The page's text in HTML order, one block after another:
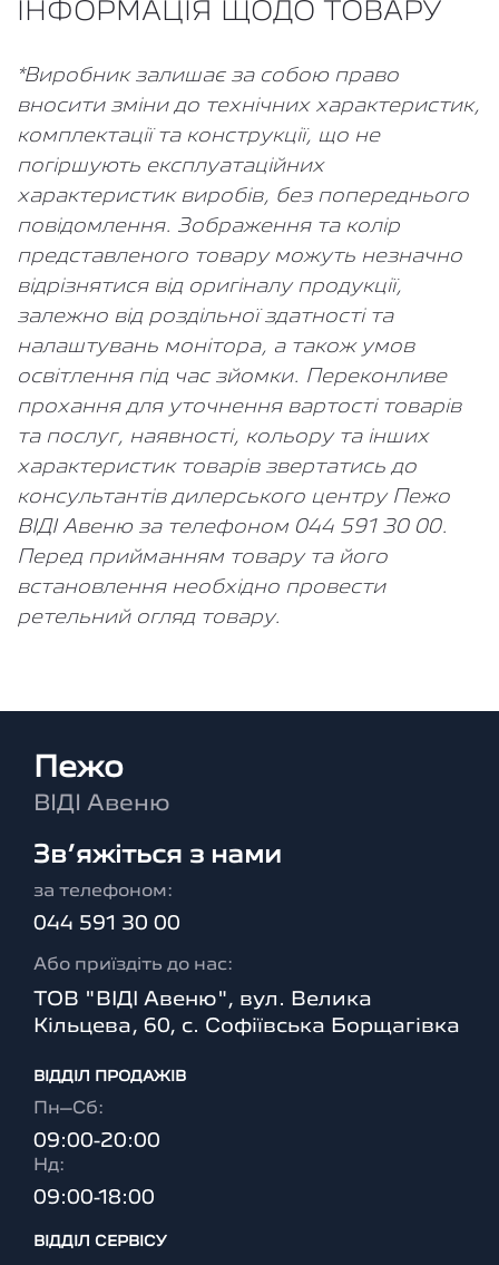
ІНФОРМАЦІЯ ЩОДО ТОВАРУ
*Виробник залишає за собою право
вносити зміни до технічних характеристик,
комплектації та конструкції, що не
погіршують експлуатаційних
характеристик виробів, без попереднього
повідомлення. Зображення та колір
представленого товару можуть незначно
відрізнятися від оригіналу продукції,
залежно від роздільної здатності та
налаштувань монітора, а також умов
освітлення під час зйомки. Переконливе
прохання для уточнення вартості товарів
та послуг, наявності, кольору та інших
характеристик товарів звертатись до
консультантів дилерського центру Пежо
ВІДІ Авеню за телефоном 044 591 30 00.
Перед прийманням товару та його
встановлення необхідно провести
ретельний огляд товару.
Пежо
ВІДІ Авеню
Зв’яжіться з нами
за телефоном:
044 591 30 00
Або приїздіть до нас:
ТОВ "ВІДІ Авеню", вул. Велика
Кільцева, 60, с. Софіївська Борщагівка
ВІДДІЛ ПРОДАЖІВ
Пн–Сб:
09:00-20:00
Нд:
09:00-18:00
ВІДДІЛ CЕРВІСУ